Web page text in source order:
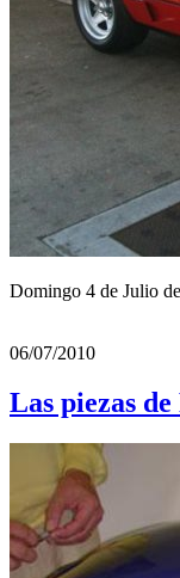
Domingo 4 de Julio
06/07/2010
Las piezas de